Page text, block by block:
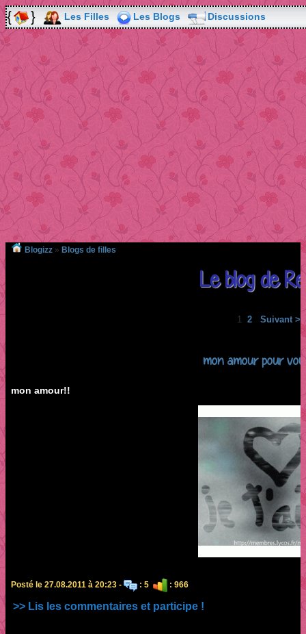
Les Filles Les Blogs Discussions
Blogizz » Blogs de filles
Le blog de
1 2 Suivant >
mon amour pour
mon amour!!
Posté le 27.08.2011 à 20:23 - : 5 : 966
>> Lis les commentaires et participe !